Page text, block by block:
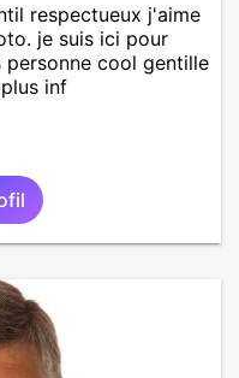
respectueux j'aime
je suis ici pour
cool gentille
inf